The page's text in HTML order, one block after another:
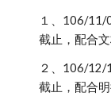
１、106/11/
截止，配合
２、106/12/
截止，配合